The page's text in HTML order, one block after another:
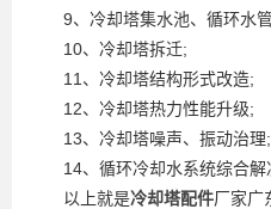
9、冷却塔集水池、循环水管
10、冷却塔拆迁;
11、冷却塔结构形式改造;
12、冷却塔热力性能升级;
13、冷却塔噪声、振动治理;
14、循环冷却水系统综合解
以上就是冷却塔配件厂家广